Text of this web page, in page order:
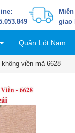
giao
Quần Lót Nam
viền mã 6628